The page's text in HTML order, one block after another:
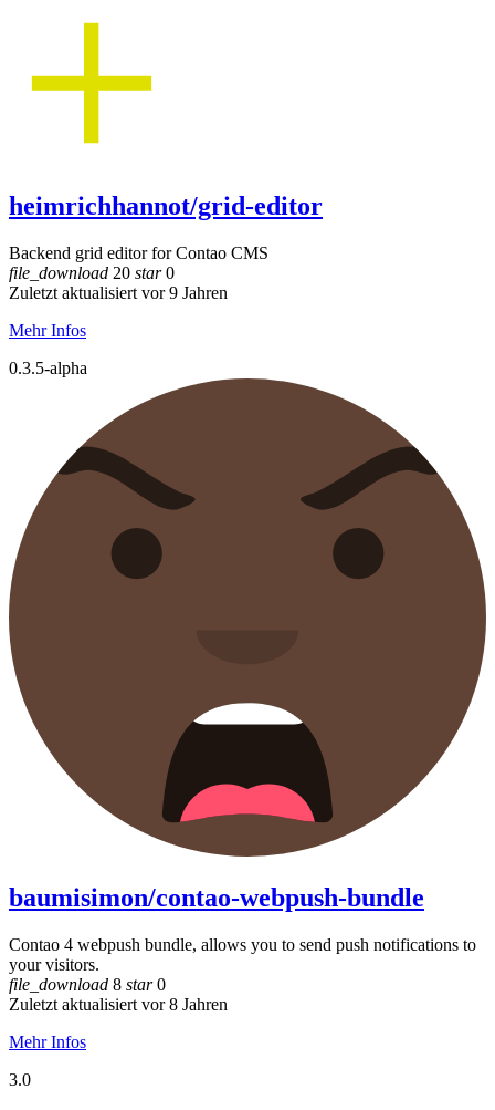
heimrichhannot/grid-editor
Backend grid editor for Contao CMS
file_download 20 star0
Zuletzt aktualisiert vor 9 Jahren
Mehr Infos
0.3.5-alpha
baumisimon/contao-webpush-bundle
Contao 4 webpush bundle, allows you to send push notifications to
your visitors.
file_download 8 star0
Zuletzt aktualisiert vor 8 Jahren
Mehr Infos
3.0